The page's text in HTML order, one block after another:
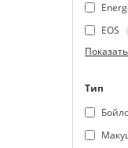
EOS
Тип